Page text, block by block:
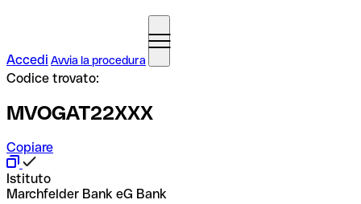
Accedi Avvia la procedura
Codice trovato:
MVOGAT22XXX
Copiare
Istituto
Marchfelder Bank eG Bank